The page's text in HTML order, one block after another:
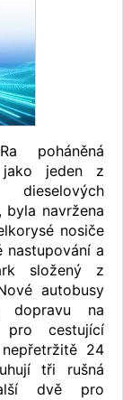
poháněná
jako jeden z
navržena
nosiče
nastupování a
složený z
autobusy
dopravu na
pro cestující
24
tři rušná
dvě pro